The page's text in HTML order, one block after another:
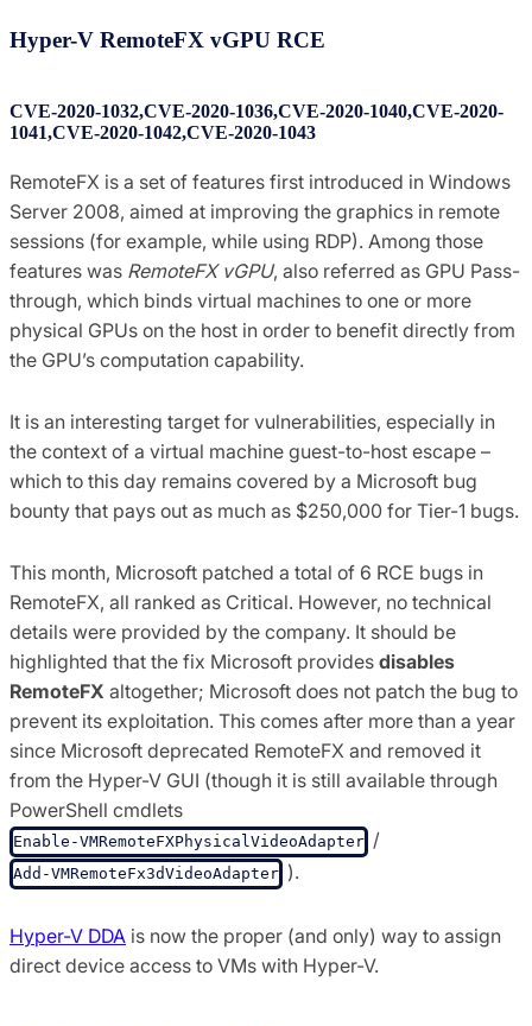
Hyper-V RemoteFX vGPU RCE
CVE-2020-1032,CVE-2020-1036,CVE-2020-1040,CVE-2020-
1041,CVE-2020-1042,CVE-2020-1043
RemoteFX is a set of features first introduced in Windows
Server 2008, aimed at improving the graphics in remote
sessions (for example, while using RDP). Among those
features was RemoteFX vGPU, also referred as GPU Pass-
through, which binds virtual machines to one or more
physical GPUs on the host in order to benefit directly from
the GPU’s computation capability.
It is an interesting target for vulnerabilities, especially in
the context of a virtual machine guest-to-host escape –
which to this day remains covered by a Microsoft bug
bounty that pays out as much as $250,000 for Tier-1 bugs.
This month, Microsoft patched a total of 6 RCE bugs in
RemoteFX, all ranked as Critical. However, no technical
details were provided by the company. It should be
highlighted that the fix Microsoft provides disables
RemoteFX altogether; Microsoft does not patch the bug to
prevent its exploitation. This comes after more than a year
since Microsoft deprecated RemoteFX and removed it
from the Hyper-V GUI (though it is still available through
PowerShell cmdlets
Enable-VMRemoteFXPhysicalVideoAdapter /
Add-VMRemoteFx3dVideoAdapter ).
Hyper-V DDA is now the proper (and only) way to assign
direct device access to VMs with Hyper-V.